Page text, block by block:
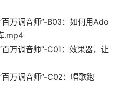
万调音师”-B03：如何用Ado
.mp4
万调音师”-C01：效果器，让
万调音师”-C02：唱歌跑